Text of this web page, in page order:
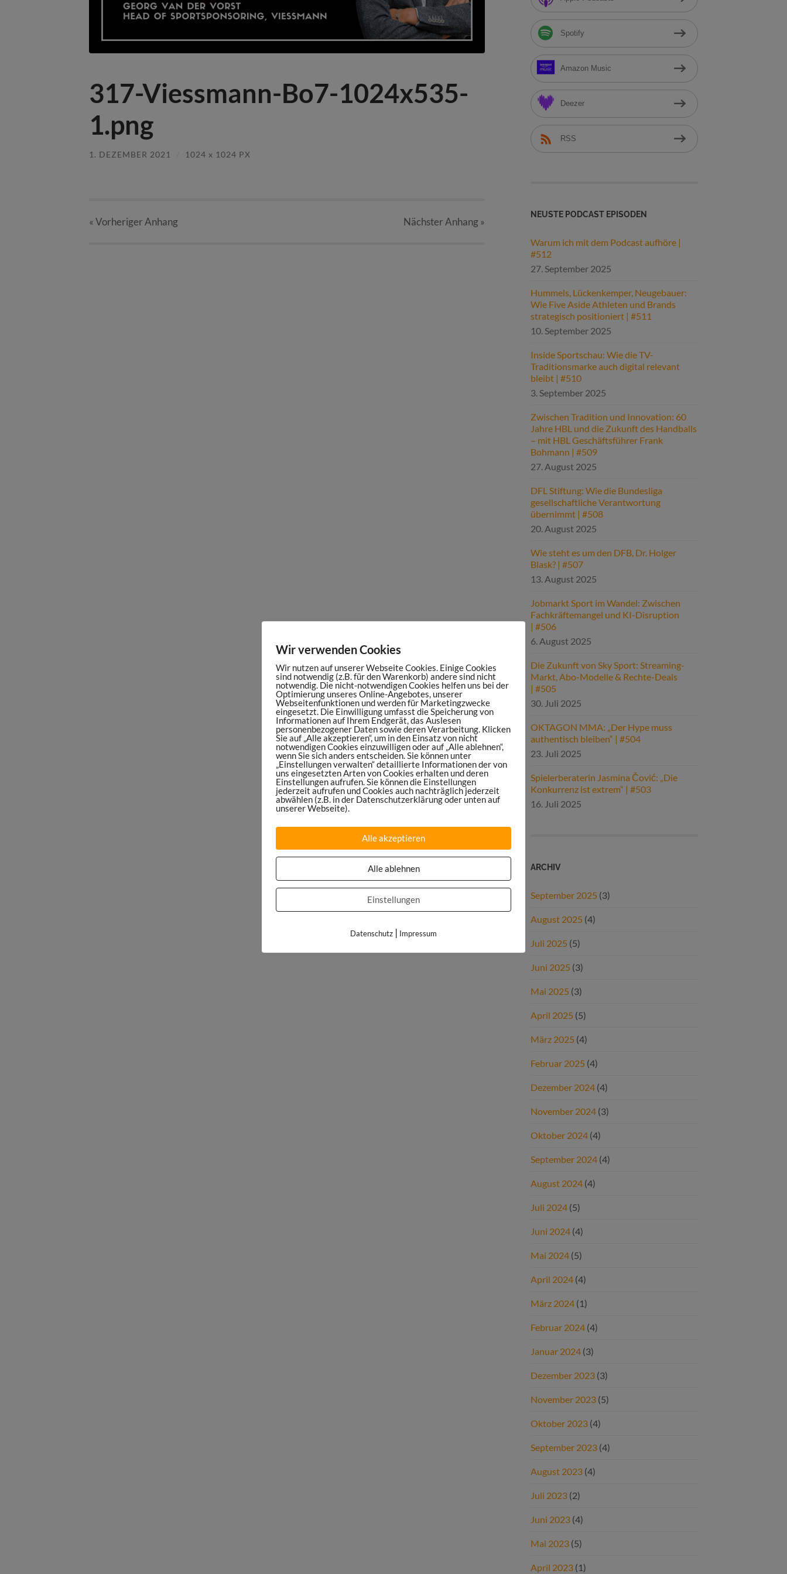
317-Viessmann-Bo7-1024x535-
1.png
1. DEZEMBER 2021 1024 x 1024 PX
« VorherigerAnhang NächsterAnhang»
h
Spotify
Amazon Music
Deezer
RSS
NEUSTE PODCAST EPISODEN
Warum ich mit dem Podcast aufhöre |
#512
27. September 2025
Hummels, Lückenkemper, Neugebauer:
Wie Five Aside Athleten und Brands
strategisch positioniert | #511
10. September 2025
Inside Sportschau: Wie die TV-
Traditionsmarke auch digital relevant
bleibt | #510
3. September 2025
Zwischen Tradition und Innovation: 60
Jahre HBL und die Zukunft des Handballs
– mit HBL Geschäftsführer Frank
Bohmann | #509
27. August 2025
DFL Stiftung: Wie die Bundesliga
gesellschaftliche Verantwortung
übernimmt | #508
20. August 2025
Wie steht es um den DFB, Dr. Holger
Blask? | #507
13. August 2025
Jobmarkt Sport im Wandel: Zwischen
Fachkräftemangel und KI-Disruption
| #506
6. August 2025
Die Zukunft von Sky Sport: Streaming-
Markt, Abo-Modelle & Rechte-Deals
| #505
30. Juli 2025
OKTAGON MMA: „Der Hype muss
authentisch bleiben“ | #504
23. Juli 2025
Spielerberaterin Jasmina Čović: „Die
Konkurrenz ist extrem“ | #503
16. Juli 2025
ARCHIV
September 2025 (3)
August 2025 (4)
Juli 2025 (5)
Juni 2025 (3)
Mai 2025 (3)
April 2025 (5)
März 2025 (4)
Februar 2025 (4)
Dezember 2024 (4)
November 2024 (3)
Oktober 2024 (4)
September 2024 (4)
August 2024 (4)
Juli 2024 (5)
Juni 2024 (4)
Mai 2024 (5)
April 2024 (4)
März 2024 (1)
Februar 2024 (4)
Januar 2024 (3)
Dezember 2023 (3)
November 2023 (5)
Oktober 2023 (4)
September 2023 (4)
August 2023 (4)
Juli 2023 (2)
Juni 2023 (4)
Mai 2023 (5)
April 2023 (1)
Wir verwenden Cookies
Wir nutzen auf unserer Webseite Cookies. Einige Cookies
sind notwendig (z.B. für den Warenkorb) andere sind nicht
notwendig. Die nicht-notwendigen Cookies helfen uns bei der
Optimierung unseres Online-Angebotes, unserer
Webseitenfunktionen und werden für Marketingzwecke
eingesetzt. Die Einwilligung umfasst die Speicherung von
Informationen auf Ihrem Endgerät, das Auslesen
personenbezogener Daten sowie deren Verarbeitung. Klicken
Sie auf „Alle akzeptieren“, um in den Einsatz von nicht
notwendigen Cookies einzuwilligen oder auf „Alle ablehnen“,
wenn Sie sich anders entscheiden. Sie können unter
„Einstellungen verwalten“ detaillierte Informationen der von
uns eingesetzten Arten von Cookies erhalten und deren
Einstellungen aufrufen. Sie können die Einstellungen
jederzeit aufrufen und Cookies auch nachträglich jederzeit
abwählen (z.B. in der Datenschutzerklärung oder unten auf
unserer Webseite).
Alle akzeptieren
Alle ablehnen
Einstellungen
Datenschutz | Impressum